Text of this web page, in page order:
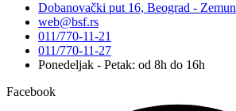
Dobanovački put 16, Beograd - Zemun
web@bsf.rs
011/770-11-21
011/770-11-27
Ponedeljak - Petak: od 8h do 16h
Facebook